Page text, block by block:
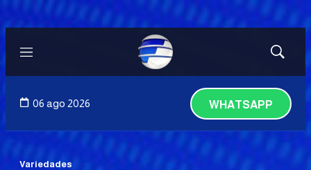
Menú
Mostrar
06 ago 2026 WHATSAPP
Variedades